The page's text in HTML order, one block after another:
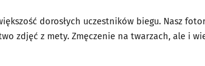
dorosłych uczestników biegu. Nasz
zdjęć z mety. Zmęczenie na twarzach, ale i